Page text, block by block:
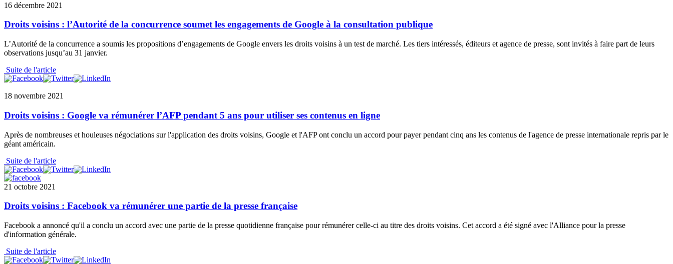
16 décembre 2021
Droits voisins : l’Autorité de la concurrence soumet les engagements de Google à la consultation publique
L’Autorité de la concurrence a soumis les propositions d’engagements de Google envers les droits voisins à un test de marché. Les tiers intéressés, éditeurs et agence de presse, sont invités à faire part de leurs
observations jusqu’au 31 janvier.
Suite de l'article
18 novembre 2021
Droits voisins : Google va rémunérer l’AFP pendant 5 ans pour utiliser ses contenus en ligne
Après de nombreuses et houleuses négociations sur l'application des droits voisins, Google et l'AFP ont conclu un accord pour payer pendant cinq ans les contenus de l'agence de presse internationale repris par le
géant américain.
Suite de l'article
21 octobre 2021
Droits voisins : Facebook va rémunérer une partie de la presse française
Facebook a annoncé qu'il a conclu un accord avec une partie de la presse quotidienne française pour rémunérer celle-ci au titre des droits voisins. Cet accord a été signé avec l'Alliance pour la presse
d'information générale.
Suite de l'article